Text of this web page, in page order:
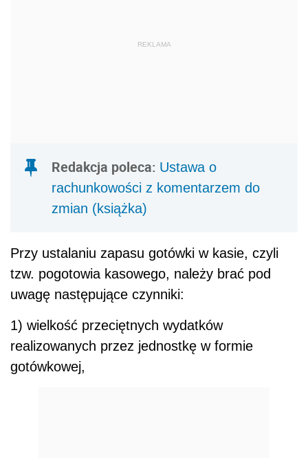
REKLAMA
Redakcja poleca: Ustawa o
rachunkowości z komentarzem do
zmian (książka)
Przy ustalaniu zapasu gotówki w kasie, czyli
tzw. pogotowia kasowego, należy brać pod
uwagę następujące czynniki:
1) wielkość przeciętnych wydatków
realizowanych przez jednostkę w formie
gotówkowej,